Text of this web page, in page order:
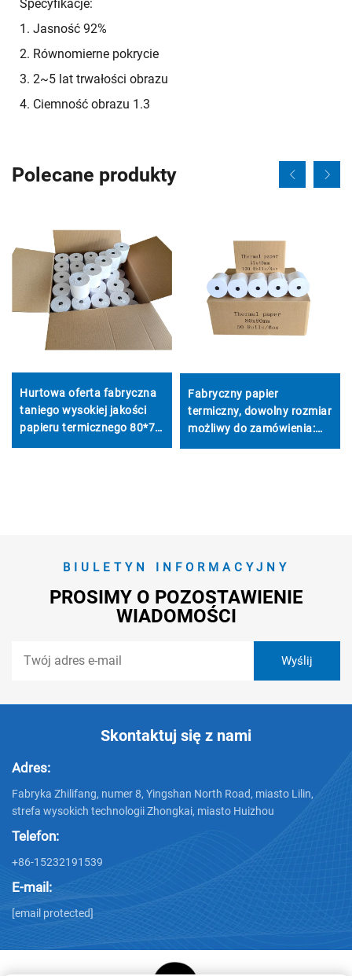
Specyfikacje:
1. Jasność 92%
2. Równomierne pokrycie
3. 2~5 lat trwałości obrazu
4. Ciemność obrazu 1.3
Polecane produkty
Hurtowa oferta fabryczna
taniego wysokiej jakości
papieru termicznego 80*70
mm do kas fiskalnych,
Fabryczny papier
termiczny, dowolny rozmiar
możliwy do zamówienia:
BIULETYN INFORMACYJNY
PROSIMY O POZOSTAWIENIE
WIADOMOŚCI
Skontaktuj się z nami
Adres:
Fabryka Zhilifang, numer 8, Yingshan North Road, miasto Lilin,
strefa wysokich technologii Zhongkai, miasto Huizhou
Telefon:
+86-15232191539
E-mail:
[email protected]